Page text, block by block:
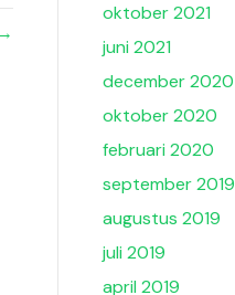
oktober 2021
juni 2021
december 2020
oktober 2020
februari 2020
september 2019
augustus 2019
juli 2019
april 2019